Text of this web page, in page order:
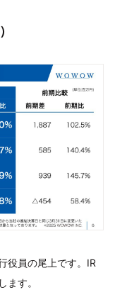
役員の尾上です。IR
ます。